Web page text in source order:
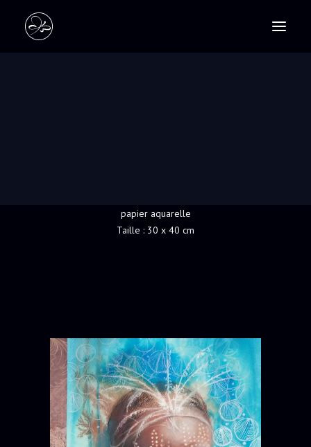
papier aquarelle
Taille : 30 x 40 cm